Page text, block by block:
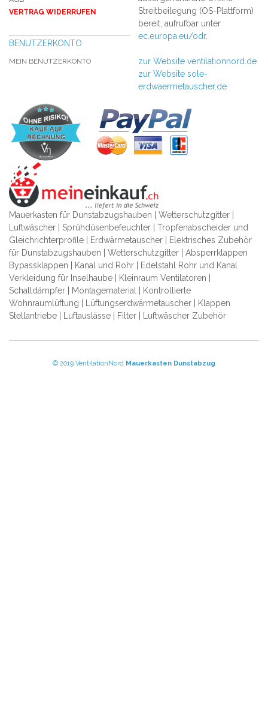
VERTRAG WIDERRUFEN
BENUTZERKONTO
MEIN BENUTZERKONTO
Streitbeilegung (OS-Plattform)
bereit, aufrufbar unter
ec.europa.eu/odr.
zur Website ventilationnord.de
zur Website sole-
erdwaermetauscher.de
Mauerkasten für Dunstabzugshauben | Wetterschutzgitter |
Luftwäscher | Sprühdüsenbefeuchter | Tropfenabscheider und
Gleichrichterprofile | Erdwärmetauscher | Elektrisches Zubehör
für Dunstabzugshauben | Wetterschutzgitter | Absperrklappen
Bypassklappen | Kanal und Rohr | Edelstahl Rohr und Kanal
Verkleidung für Inselhaube | Kleinraum Ventilatoren |
Schalldämpfer | Montagematerial | Kontrollierte
Wohnraumlüftung | Lüftungserdwärmetauscher | Klappen
Stellantriebe | Luftauslässe | Filter | Luftwäscher Zubehör
© 2019 VentilationNord Mauerkasten Dunstabzug